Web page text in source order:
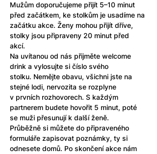
Mužům doporučujeme přijít 5–10 minut
před začátkem, ke stolkům je usadíme na
začátku akce. Ženy mohou přijít dříve,
stolky jsou připraveny 20 minut před
akcí.
Na uvítanou od nás přijměte welcome
drink a vylosujte si číslo svého
stolku. Nemějte obavu, všichni jste na
stejné lodi, nervozita se rozplyne
v prvních rozhovorech. S každým
partnerem budete hovořit 5 minut, poté
se muži přesunují k další ženě.
Průběžně si můžete do připraveného
formuláře zapisovat poznámky, ty si
odnesete domů. Po skončení akce nám